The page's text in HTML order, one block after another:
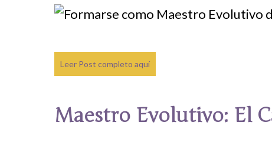
Leer Post completo aquí
Maestro Evolutivo: El